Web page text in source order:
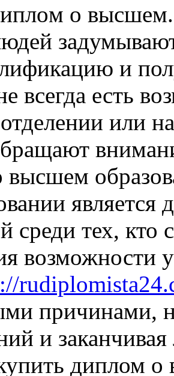
o
и
всегда есть
или
высшем
является
среди тех, кто
возможности
причинами,
и
диплом о